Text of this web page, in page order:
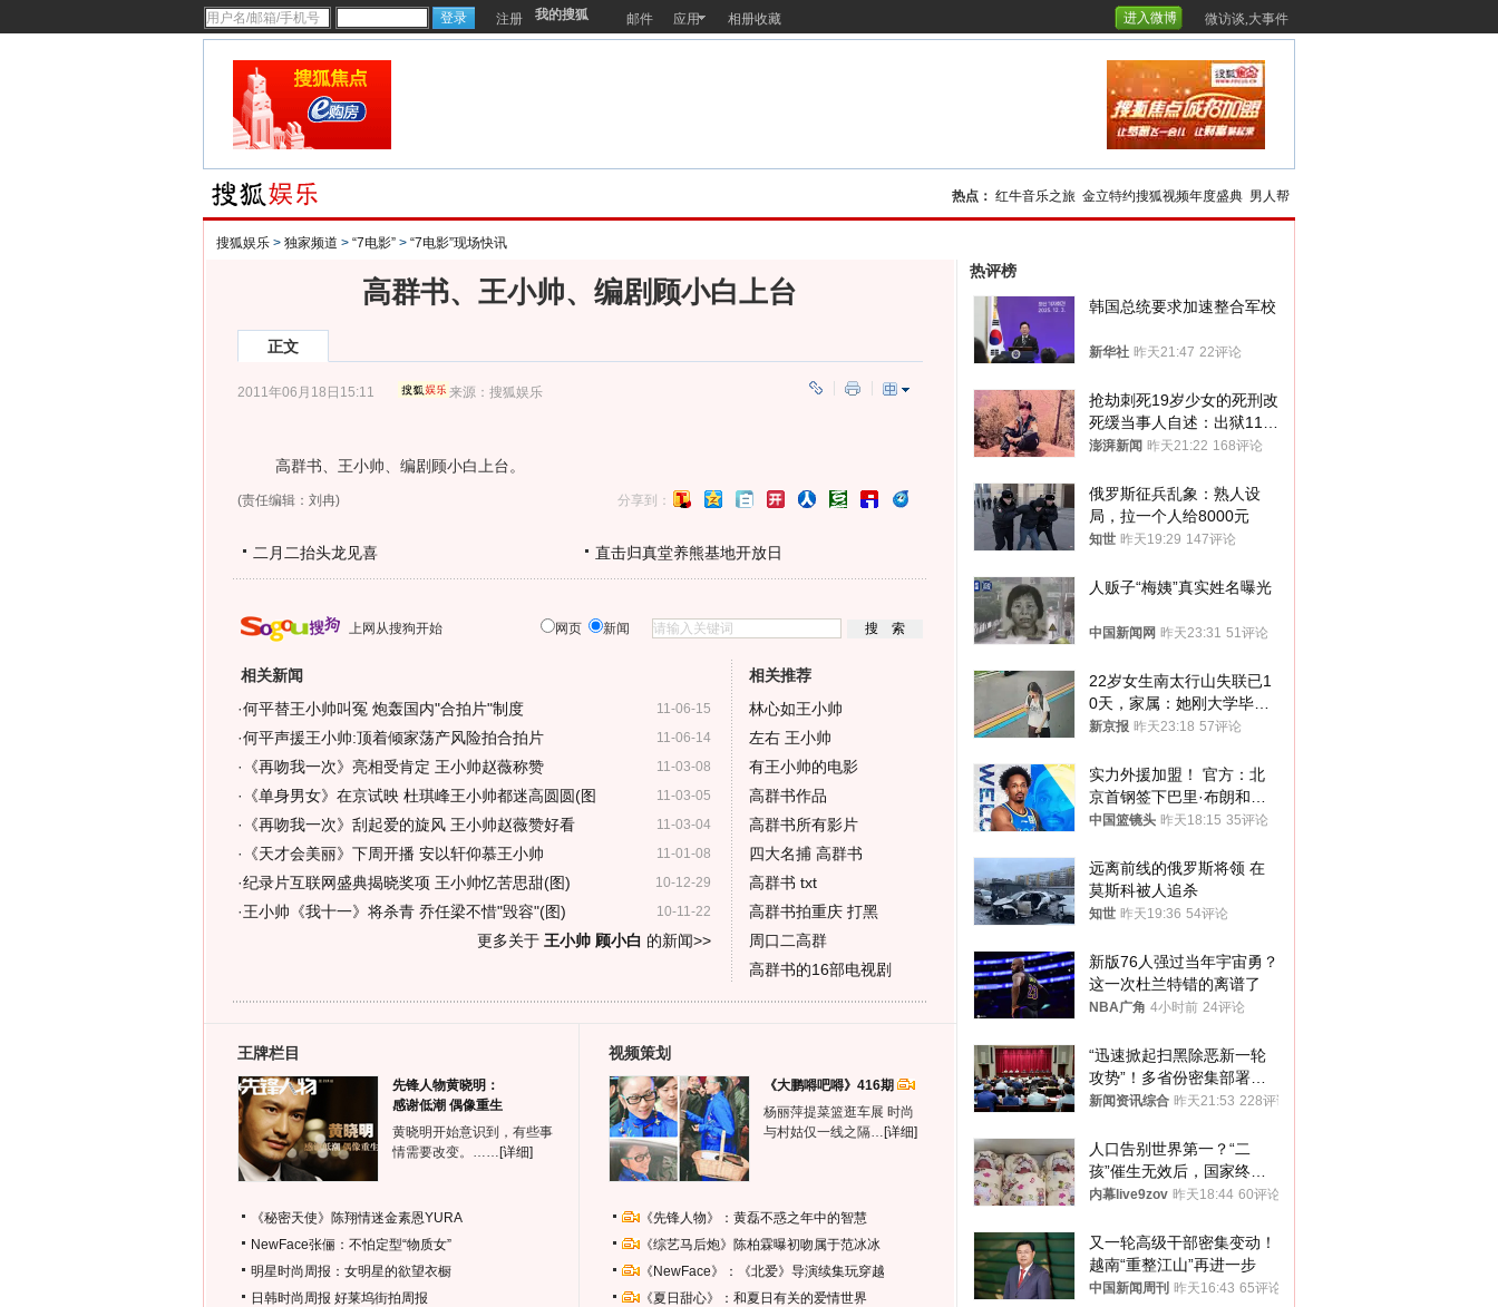
注册 我的搜狐 邮件 应用 相册收藏 进入微博 微访谈,大事件
热点： 红牛音乐之旅 金立特约搜狐视频年度盛典 男人帮
搜狐娱乐 > 独家频道 > “7电影” > “7电影”现场快讯
高群书、王小帅、编剧顾小白上台
正文
2011年06月18日15:11 来源：搜狐娱乐
高群书、王小帅、编剧顾小白上台。
(责任编辑：刘冉) 分享到：
二月二抬头龙见喜 直击归真堂养熊基地开放日
上网从搜狗开始 网页 新闻
相关新闻
11-06-15
·何平替王小帅叫冤 炮轰国内"合拍片"制度
11-06-14
·何平声援王小帅:顶着倾家荡产风险拍合拍片
11-03-08
· 《再吻我一次》亮相受肯定 王小帅赵薇称赞
11-03-05
· 《单身男女》在京试映 杜琪峰王小帅都迷高圆圆(图
11-03-04
· 《再吻我一次》刮起爱的旋风 王小帅赵薇赞好看
11-01-08
· 《天才会美丽》下周开播 安以轩仰慕王小帅
10-12-29
·纪录片互联网盛典揭晓奖项 王小帅忆苦思甜(图)
10-11-22
·王小帅《我十一》将杀青 乔任梁不惜"毁容"(图)
更多关于 王小帅 顾小白 的新闻>>
相关推荐
林心如王小帅
左右 王小帅
有王小帅的电影
高群书作品
高群书所有影片
四大名捕 高群书
高群书 txt
高群书拍重庆 打黑
周口二高群
高群书的16部电视剧
王牌栏目
先锋人物黄晓明：
感谢低潮 偶像重生
黄晓明开始意识到，有些事
情需要改变。…… [详细]
《秘密天使》陈翔情迷金素恩YURA
NewFace张俪：不怕定型“物质女”
明星时尚周报：女明星的欲望衣橱
日韩时尚周报 好莱坞街拍周报
视频策划
《大鹏嘚吧嘚》416期
杨丽萍提菜篮逛车展 时尚
与村姑仅一线之隔… [详细]
《先锋人物》：黄磊不惑之年中的智慧
《综艺马后炮》陈柏霖曝初吻属于范冰冰
《NewFace》：《北爱》导演续集玩穿越
《夏日甜心》：和夏日有关的爱情世界
热评榜
韩国总统要求加速整合军校
新华社 昨天21:47 22评论
抢劫刺死19岁少女的死刑改
死缓当事人自述：出狱11年
间始终刻意躲避被害人家属
澎湃新闻 昨天21:22 168评论
俄罗斯征兵乱象：熟人设
局，拉一个人给8000元
知世 昨天19:29 147评论
人贩子“梅姨”真实姓名曝光
中国新闻网 昨天23:31 51评论
22岁女生南太行山失联已1
0天，家属：她刚大学毕业
想到山里旅行
新京报 昨天23:18 57评论
实力外援加盟！ 官方：北
京首钢签下巴里·布朗和桑
普森
中国篮镜头 昨天18:15 35评论
远离前线的俄罗斯将领 在
莫斯科被人追杀
知世 昨天19:36 54评论
新版76人强过当年宇宙勇？
这一次杜兰特错的离谱了
NBA广角 4小时前 24评论
“迅速掀起扫黑除恶新一轮
攻势”！多省份密集部署，
公布举报方式
新闻资讯综合 昨天21:53 228评论
人口告别世界第一？“二
孩”催生无效后，国家终于
向住房出手了！
内幕live9zov 昨天18:44 60评论
又一轮高级干部密集变动！
越南“重整江山”再进一步
中国新闻周刊 昨天16:43 65评论